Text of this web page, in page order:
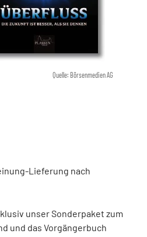
Quelle: Börsenmedien AG
Lieferung nach
unser Sonderpaket zum
und das Vorgängerbuch